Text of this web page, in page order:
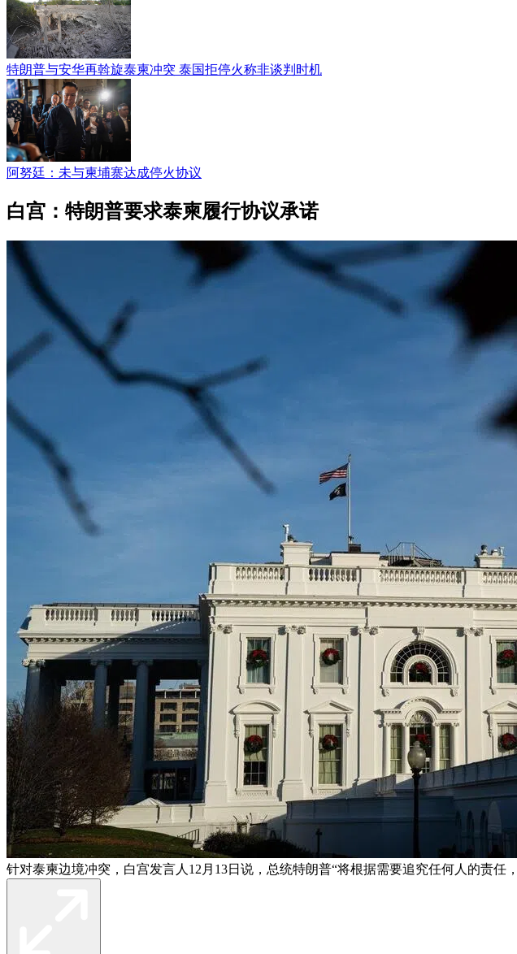
特朗普与安华再斡旋泰柬冲突 泰国拒停火称非谈判时机
阿努廷：未与柬埔寨达成停火协议
白宫：特朗普要求泰柬履行协议承诺
针对泰柬边境冲突，白宫发言人12月13日说，总统特朗普“将根据需要追究任何人的责任